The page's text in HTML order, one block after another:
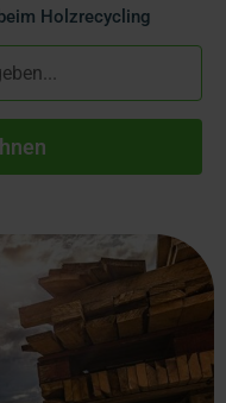
Holzrecycling